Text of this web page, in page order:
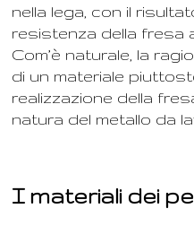
nella lega, con il
resistenza della fresa
Com’è naturale, la
di un materiale
realizzazione della
natura del metallo da
I materiali dei